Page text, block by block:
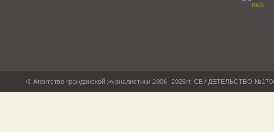
© Агентство гражданской журналистики 2006- 2026гг. СВИДЕТЕЛЬСТВО